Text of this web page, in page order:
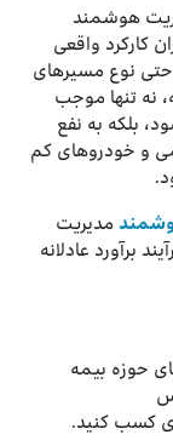
هوشمند
کارکرد واقعی
حتی نوع مسیرهای
نه تنها موجب
بلکه به نفع
و خودروهای کم
مدیریت
برآورد عادلانه
حوزه بیمه
کسب کنید.